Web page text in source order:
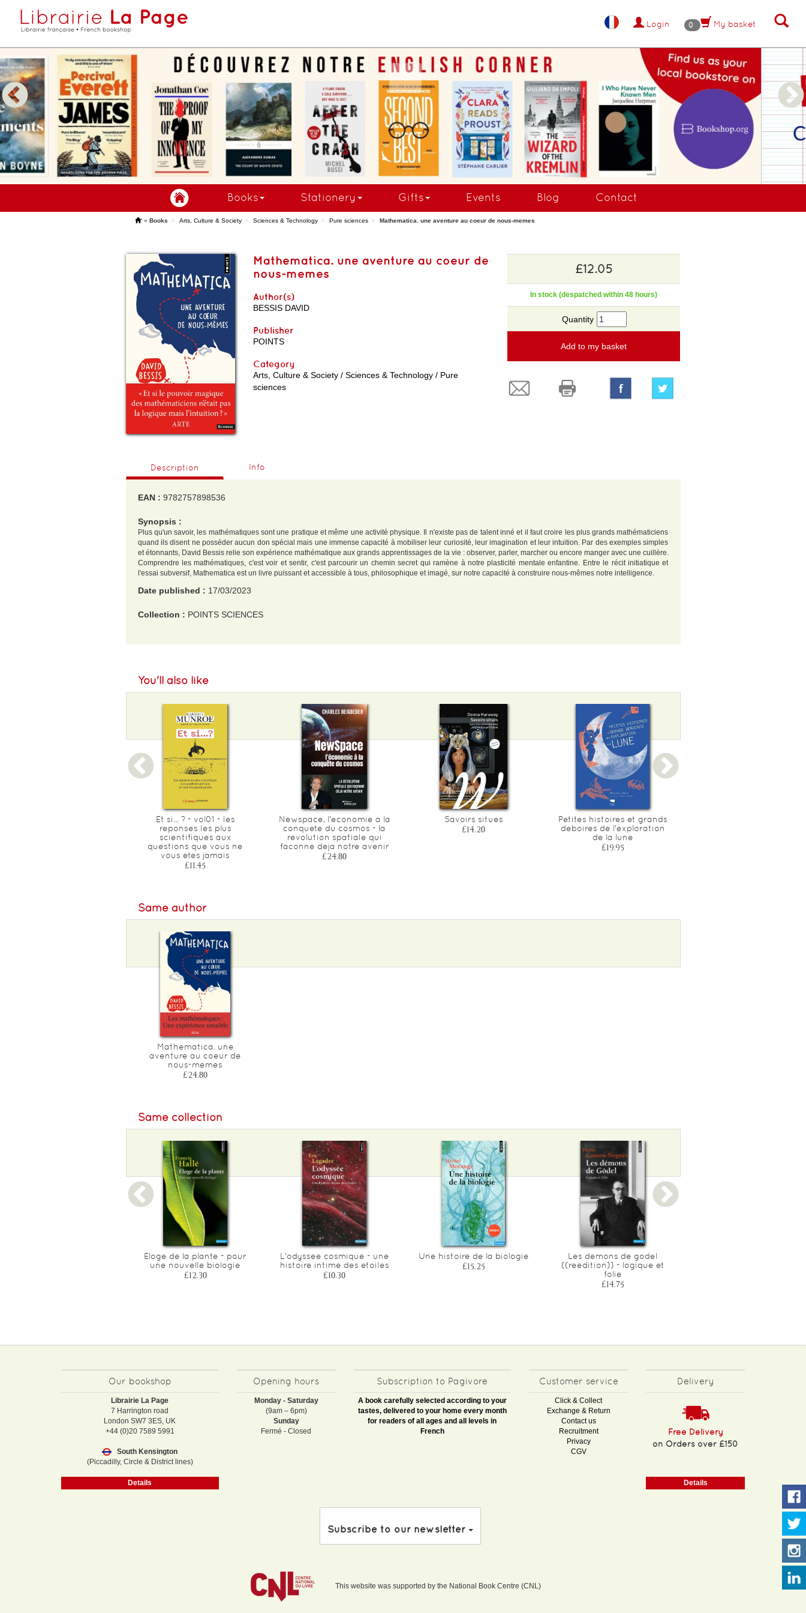
Login 0 My basket
Books Stationery Gifts Events Blog Contact
'» Books Arts, Culture & Society Sciences & Technology Pure sciences Mathematica. une aventure au coeur de nous-memes
Mathematica. une aventure au coeur de
nous-memes
Author(s)
BESSIS DAVID
Publisher
POINTS
Category
Arts, Culture & Society / Sciences & Technology / Pure
sciences
£12.05
In stock (despatched within 48 hours)
Quantity
Add to my basket
Description Info
EAN : 9782757898536
Synopsis :
Plus qu'un savoir, les mathématiques sont une pratique et même une activité physique. Il n'existe pas de talent inné et il faut croire les plus grands mathématiciens
quand ils disent ne posséder aucun don spécial mais une immense capacité à mobiliser leur curiosité, leur imagination et leur intuition. Par des exemples simples
et étonnants, David Bessis relie son expérience mathématique aux grands apprentissages de la vie : observer, parler, marcher ou encore manger avec une cuillère.
Comprendre les mathématiques, c'est voir et sentir, c'est parcourir un chemin secret qui ramène à notre plasticité mentale enfantine. Entre le récit initiatique et
l'essai subversif, Mathematica est un livre puissant et accessible à tous, philosophique et imagé, sur notre capacité à construire nous-mêmes notre intelligence.
Date published : 17/03/2023
Collection : POINTS SCIENCES
You'll also like
Et si... ? - vol01 - les
reponses les plus
scientifiques aux
questions que vous ne
vous etes jamais
£11.45
Newspace, l'economie a la
conquete du cosmos - la
revolution spatiale qui
faconne deja notre avenir
£24.80
Savoirs situes
£14.20
Petites histoires et grands
deboires de l'exploration
de la lune
£19.95
Same author
Mathematica. une
aventure au coeur de
nous-memes
£24.80
Same collection
Eloge de la plante - pour
une nouvelle biologie
£12.30
L'odyssee cosmique - une
histoire intime des etoiles
£10.30
Une histoire de la biologie
£15.25
Les demons de godel
((reedition)) - logique et
folie
£14.75
Our bookshop
Librairie La Page
7 Harrington road
London SW7 3ES, UK
+44 (0)20 7589 5991
South Kensington
(Piccadilly, Circle & District lines)
Details
Opening hours
Monday - Saturday
(9am – 6pm)
Sunday
Fermé - Closed
Subscription to Pagivore
A book carefully selected according to your
tastes, delivered to your home every month
for readers of all ages and all levels in
French
Customer service
Click & Collect
Exchange & Return
Contact us
Recruitment
Privacy
CGV
Delivery
Free Delivery
on Orders over £150
Details
Subscribe to our newsletter
This website was supported by the National Book Centre (CNL)